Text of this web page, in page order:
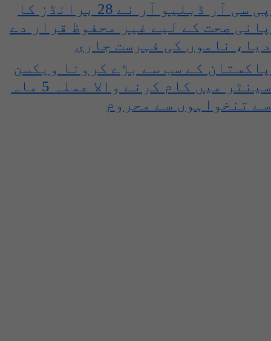
پی سی آر ڈبلیو آر نے 28 برانڈز کا
پانی صحت کے لیے غیر محفوظ قرار دے
دیا، ناموں کی فہرست جاری
پاکستان کے سب سے بڑے کرونا ویکسن
سینٹر میں کام کرنے والا عملہ 5 ماہ
سے تنخواہوں سے محروم